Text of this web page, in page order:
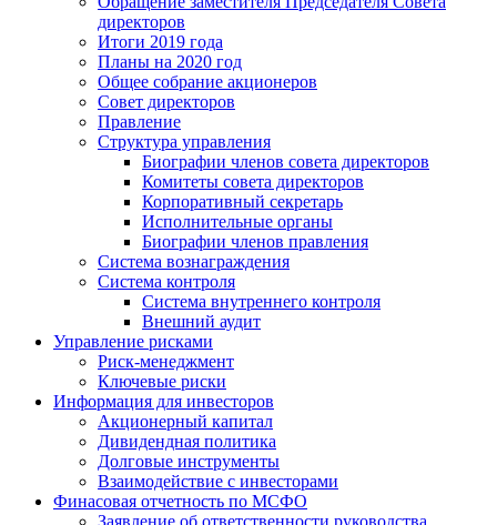
директоров
Итоги 2019 года
Планы на 2020 год
Общее собрание акционеров
Совет директоров
Правление
Структура управления
Биографии членов совета директоров
Комитеты совета директоров
Корпоративный секретарь
Исполнительные органы
Биографии членов правления
Система вознаграждения
Система контроля
Система внутреннего контроля
Внешний аудит
Управление рисками
Риск-менеджмент
Ключевые риски
Информация для инвесторов
Акционерный капитал
Дивидендная политика
Долговые инструменты
Взаимодействие с инвеcторами
Финасовая отчетность по МСФО
Заявление об ответственности руководства